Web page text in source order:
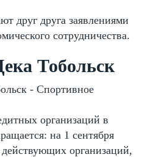
друг друга заявлениями
сотрудничества.
Тобольск
- Спортивное
организаций в
на 1 сентября
действующих организаций,